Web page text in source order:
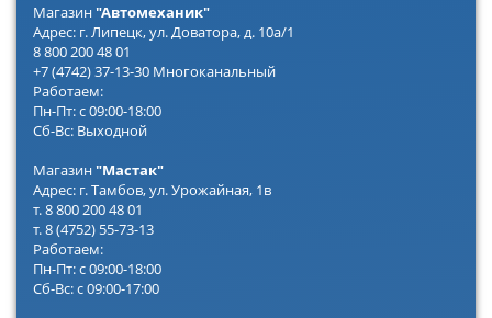
Магазин"Автомеханик"
Адрес: г. Липецк, ул. Доватора, д. 10а/1
8 800 200 48 01
+7 (4742) 37-13-30 Многоканальный
Работаем:
Пн-Пт: с 09:00-18:00
Сб-Вс: Выходной
Магазин"Мастак"
Адрес: г. Тамбов, ул. Урожайная, 1в
т. 8 800 200 48 01
т. 8 (4752) 55-73-13
Работаем:
Пн-Пт: с 09:00-18:00
Сб-Вс: с 09:00-17:00